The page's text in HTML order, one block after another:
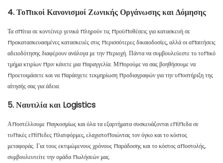
4. Τοπικοί Κανονισμοί Ζωνικής Οργάνωσης και Δόμησης
Τα σπίτια σε κοντέινερ γενικά πληρούν τις προϋποθέσεις για κατασκευή σε
προκατασκευασμένες κατασκευές στις περισσότερες δικαιοδοσίες, αλλά οι απαιτήσεις
αδειοδότησης διαφέρουν ανάλογα με την περιοχή. Πάντα να συμβουλεύεστε το τοπικό
τμήμα κτιρίων πριν κάνετε μια παραγγελία. Μπορούμε να σας βοηθήσουμε να
προετοιμάσετε και να παράσχετε τεκμηρίωση προδιαγραφών για την υποστήριξη της
αίτησής σας για άδεια.
5. Ναυτιλία και Logistics
Αποστέλλουμε παγκοσμίως και όλα τα εξαρτήματα συσκευάζονται επίπεδα σε
τυπικές επίπεδες πλατφόρμες, ελαχιστοποιώντας τον όγκο και το κόστος
μεταφοράς. Για τους εκτιμώμενους χρόνους παράδοσης και το κόστος αποστολής,
συμβουλευτείτε την ομάδα πωλήσεών μας.